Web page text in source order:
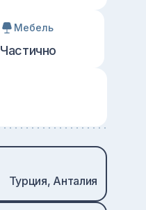
Мебель
Частично
Турция, Анталия